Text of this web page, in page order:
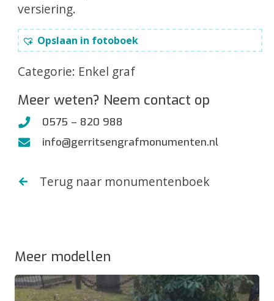
versiering.
Opslaan in fotoboek
Categorie: Enkel graf
Meer weten? Neem contact op
0575 – 820 988
info@gerritsengrafmonumenten.nl
Terug naar monumentenboek
Meer modellen